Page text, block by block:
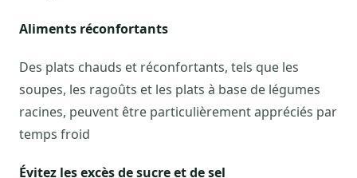
Aliments réconfortants
Des plats chauds et réconfortants, tels que les
soupes, les ragoûts et les plats à base de légumes
racines, peuvent être particulièrement appréciés par
temps froid
Évitez les excès de sucre et de sel